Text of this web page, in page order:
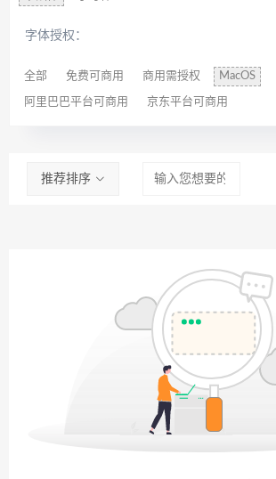
字体授权：
全部 免费可商用 商用需授权 MacOS
阿里巴巴平台可商用 京东平台可商用
推荐排序